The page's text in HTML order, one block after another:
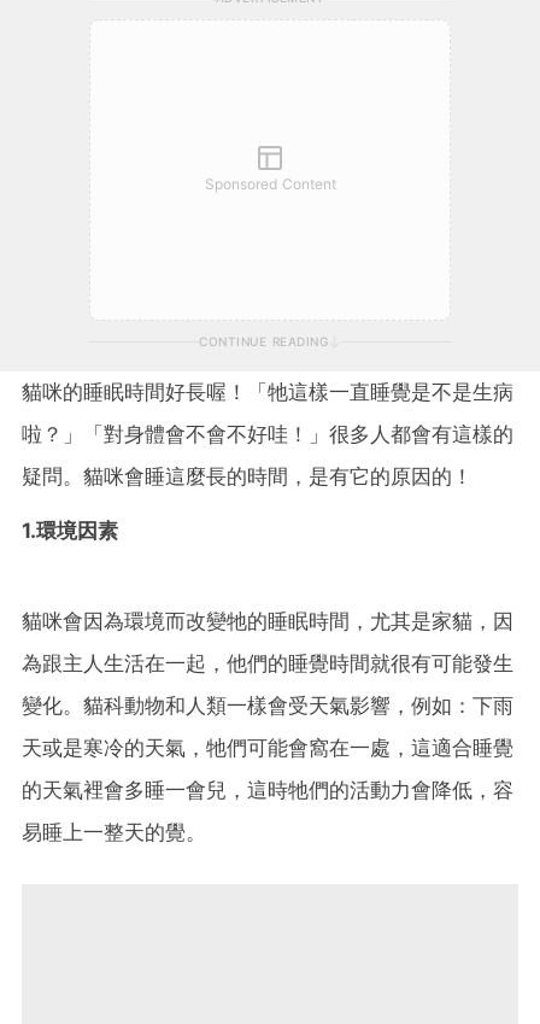
Sponsored Content
CONTINUE READING
貓咪的睡眠時間好長喔！「牠這樣一直睡覺是不是生病
啦？」「對身體會不會不好哇！」很多人都會有這樣的
疑問。貓咪會睡這麼長的時間，是有它的原因的！
1.環境因素
貓咪會因為環境而改變牠的睡眠時間，尤其是家貓，因
為跟主人生活在一起，他們的睡覺時間就很有可能發生
變化。貓科動物和人類一樣會受天氣影響，例如：下雨
天或是寒冷的天氣，牠們可能會窩在一處，這適合睡覺
的天氣裡會多睡一會兒，這時牠們的活動力會降低，容
易睡上一整天的覺。